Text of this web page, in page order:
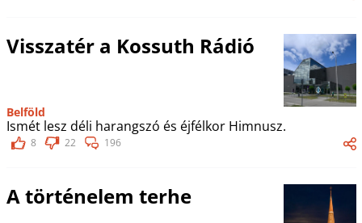
Visszatér a Kossuth Rádió
Belföld
Ismét lesz déli harangszó és éjfélkor Himnusz.
8 22 196
A történelem terhe